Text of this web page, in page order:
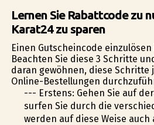
Lernen Sie Rabattcode zu
Karat24 zu sparen
Einen Gutscheincode
Beachten Sie diese 3 Schritte
daran gewöhnen, diese Schritte
Online-Bestellungen
--- Erstens: Gehen Sie auf
surfen Sie durch die
werden auf diese Weise auch